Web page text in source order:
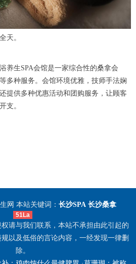
天。
生SPA会馆是一家综合性的桑拿会
多种服务。会馆环境优雅，技师手法娴
提供多种优惠活动和团购服务，让顾客
支。
网 本站关键词： 长沙SPA 长沙桑拿
51La
请与我们联系，本站不承担由此引起的
以及低俗的言论内容，一经发现一律删
除。